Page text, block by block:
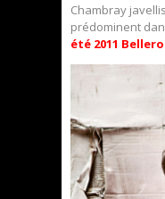
Chambray
prédominent
été 2011